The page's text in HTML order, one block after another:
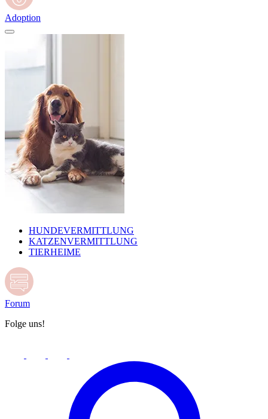
Adoption
HUNDEVERMITTLUNG
KATZENVERMITTLUNG
TIERHEIME
Forum
Folge uns!